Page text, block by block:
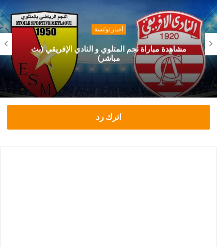
أخبار توانسة
مشاهدة مباراة نجم المتلوي و النادي الإفريقي (بث
مباشر)
اترك رد